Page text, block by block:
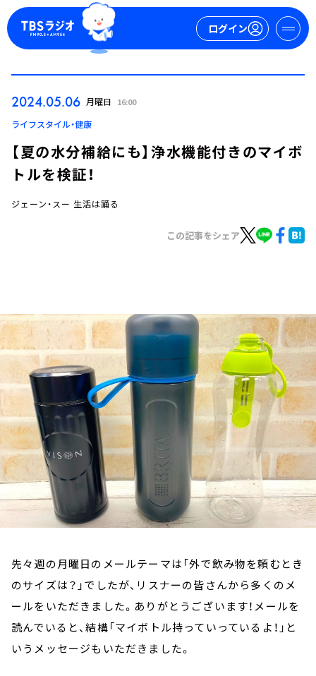
ログイン
ログイン
お知らせ
イベント・グッズ
YouTube
会社情報
2024.05.06 月曜日 16:00
ライフスタイル・健康
【夏の水分補給にも】浄水機能付きのマイボ
トルを検証！
ジェーン・スー 生活は踊る
この記事をシェア
先々週の月曜日のメールテーマは「外で飲み物を頼むとき
のサイズは？」でしたが、リスナーの皆さんから多くのメ
ールをいただきました。ありがとうございます！メールを
読んでいると、結構「マイボトル持っていっているよ！」と
いうメッセージもいただきました。